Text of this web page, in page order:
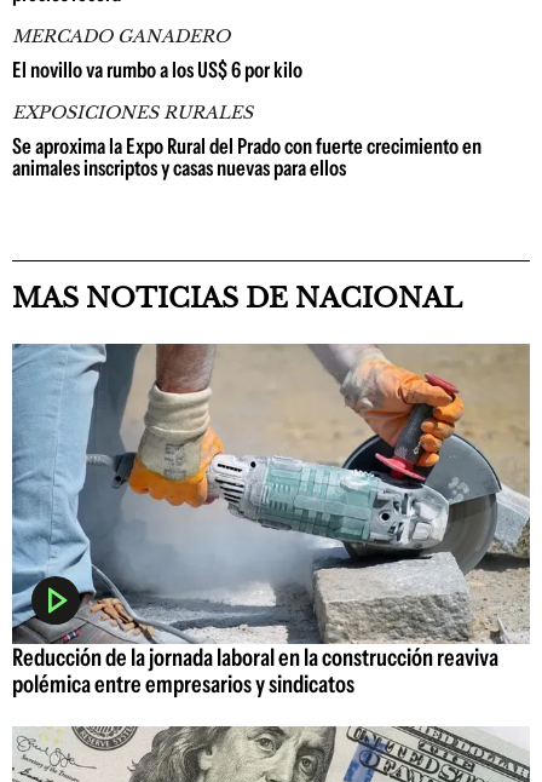
MERCADO GANADERO
El novillo va rumbo a los US$ 6 por kilo
EXPOSICIONES RURALES
Se aproxima la Expo Rural del Prado con fuerte crecimiento en
animales inscriptos y casas nuevas para ellos
MAS NOTICIAS DE NACIONAL
Reducción de la jornada laboral en la construcción reaviva
polémica entre empresarios y sindicatos